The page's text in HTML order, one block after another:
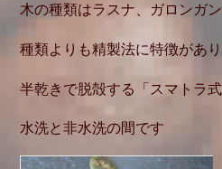
木の種類はラスナ、ガロンガ
種類よりも精製法に特徴があり
半乾きで脱殻する「スマトラ式
水洗と非水洗の間です